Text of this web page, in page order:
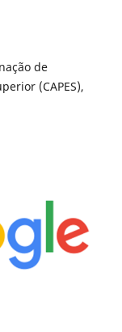
de
(CAPES),